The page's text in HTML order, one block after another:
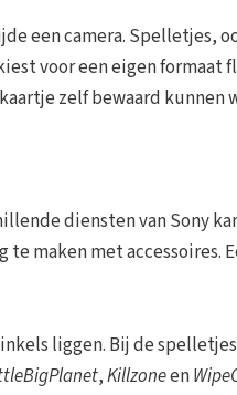
een camera. Spelletjes,
voor een eigen formaat
zelf bewaard kunnen
diensten van Sony
maken met accessoires.
liggen. Bij de
,Killzoneen